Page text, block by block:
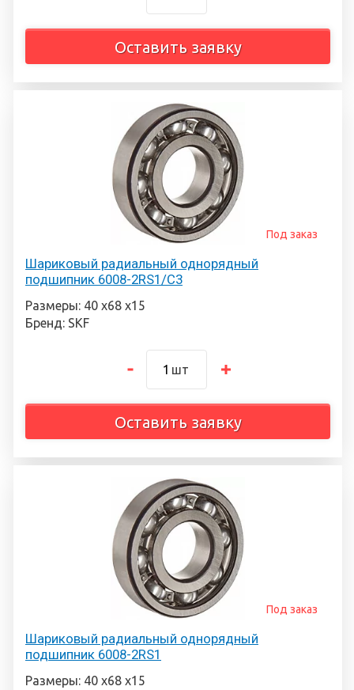
Оставить заявку
Шариковый радиальный однорядный
подшипник 6008-2RS1/C3
Под заказ
Размеры: 40 х68 х15
Бренд: SKF
шт
Оставить заявку
Шариковый радиальный однорядный
подшипник 6008-2RS1
Под заказ
Размеры: 40 х68 х15